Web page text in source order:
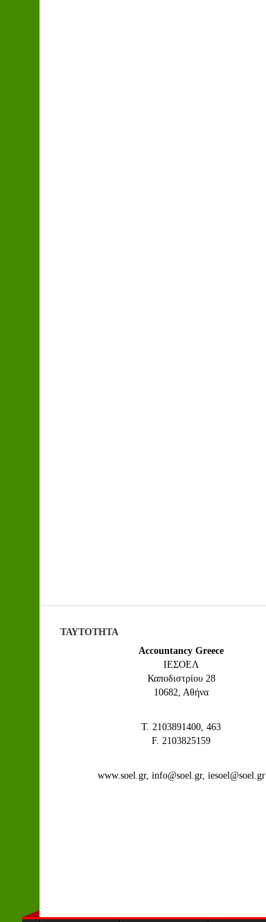
ΤΑΥΤΟΤΗΤΑ
Accountancy Greece
IEΣΟΕΛ
Καποδιστρίου 28
10682, Αθήνα
Τ. 2103891400, 463
F. 2103825159
www.soel.gr, info@soel.gr, iesoel@soel.gr